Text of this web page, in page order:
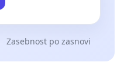
Zasebnost po zasnovi